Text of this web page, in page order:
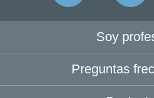
Soy
Preguntas